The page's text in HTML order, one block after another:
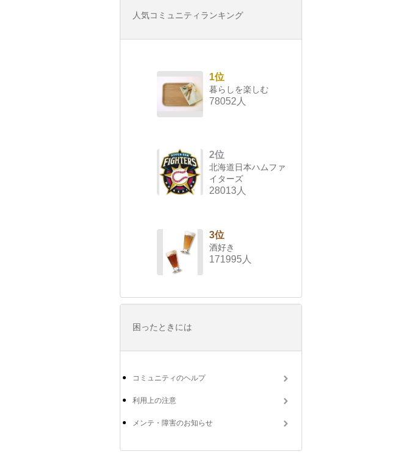
人気コミュニティランキング
1位
暮らしを楽しむ
78052人
2位
北海道日本ハムファ
イターズ
28013人
3位
酒好き
171995人
困ったときには
コミュニティのヘルプ
利用上の注意
メンテ・障害のお知らせ